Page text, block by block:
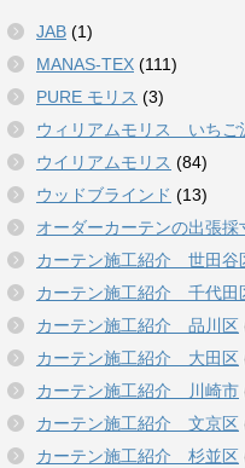
JAB (1)
MANAS-TEX (111)
PURE モリス (3)
ウィリアムモリス いちご
ウイリアムモリス (84)
ウッドブラインド (13)
オーダーカーテンの出張採
カーテン施工紹介 世田谷
カーテン施工紹介 千代田
カーテン施工紹介 品川区
カーテン施工紹介 大田区
カーテン施工紹介 川崎市
カーテン施工紹介 文京区
カーテン施工紹介 杉並区